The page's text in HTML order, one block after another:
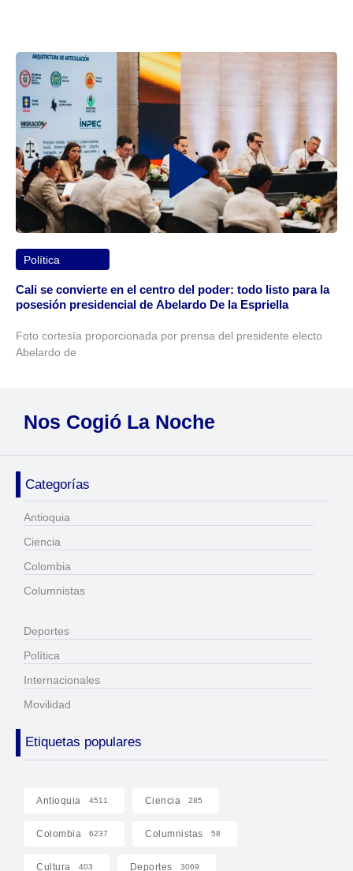
Política
Cali se convierte en el centro del poder: todo listo para la
posesión presidencial de Abelardo De la Espriella
Foto cortesía proporcionada por prensa del presidente electo
Abelardo de
Nos Cogió La Noche
Categorías
Antioquia
Ciencia
Colombia
Columnistas
Deportes
Política
Internacionales
Movilidad
Etiquetas populares
Antioquia 4511 Ciencia 285
Colombia 6237 Columnistas 58
Cultura 403 Deportes 3069